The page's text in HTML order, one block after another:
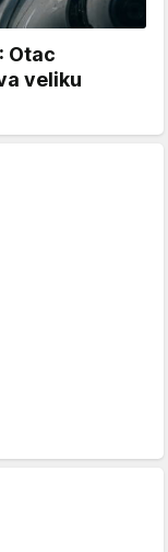
Otac
veliku